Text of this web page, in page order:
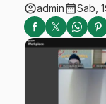
account_circleadmincalendar_monthSab,